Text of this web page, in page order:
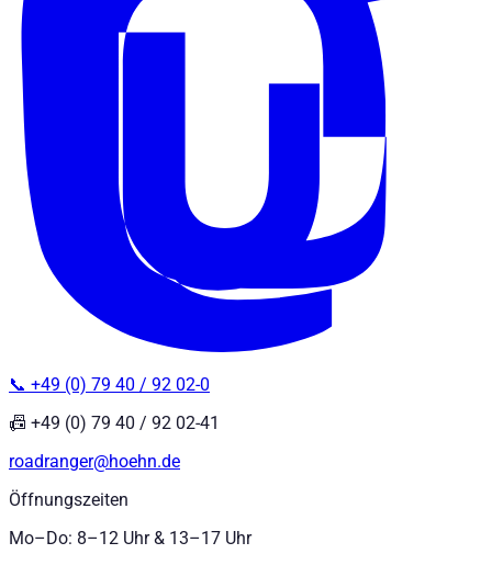
📞 +49 (0) 79 40 / 92 02-0
📠 +49 (0) 79 40 / 92 02-41
roadranger@hoehn.de
Öffnungszeiten
Mo–Do: 8–12 Uhr & 13–17 Uhr